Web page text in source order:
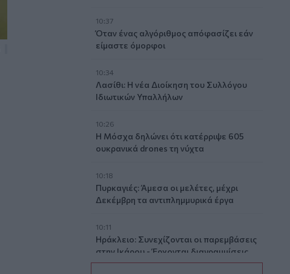
10:37
Όταν ένας αλγόριθμος απόφασίζει εάν
είμαστε όμορφοι
10:34
Λασίθι: Η νέα Διοίκηση του Συλλόγου
Ιδιωτικών Υπαλλήλων
10:26
Η Μόσχα δηλώνει ότι κατέρριψε 605
ουκρανικά drones τη νύχτα
10:18
Πυρκαγιές: Άμεσα οι μελέτες, μέχρι
Δεκέμβρη τα αντιπλημμυρικά έργα
10:11
Ηράκλειο: Συνεχίζονται οι παρεμβάσεις
στην Ικάρου - Έρχονται διαγραμμίσεις
και νέα φρεάτια